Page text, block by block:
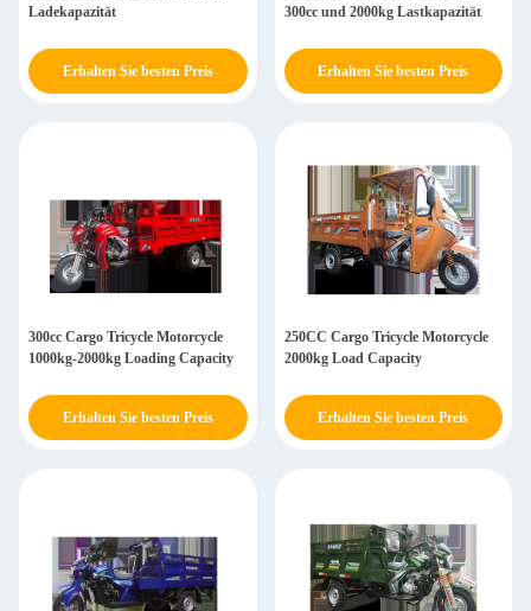
Ladekapazität
Erhalten Sie besten Preis
300cc und 2000kg Lastkapazität
Erhalten Sie besten Preis
300cc Cargo Tricycle Motorcycle
1000kg-2000kg Loading Capacity
Erhalten Sie besten Preis
250CC Cargo Tricycle Motorcycle
2000kg Load Capacity
Erhalten Sie besten Preis